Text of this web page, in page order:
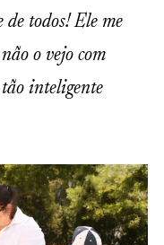
todos! Ele me
o vejo com
inteligente